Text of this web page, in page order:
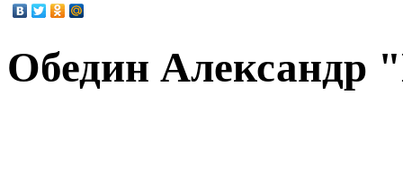
Обедин Александр